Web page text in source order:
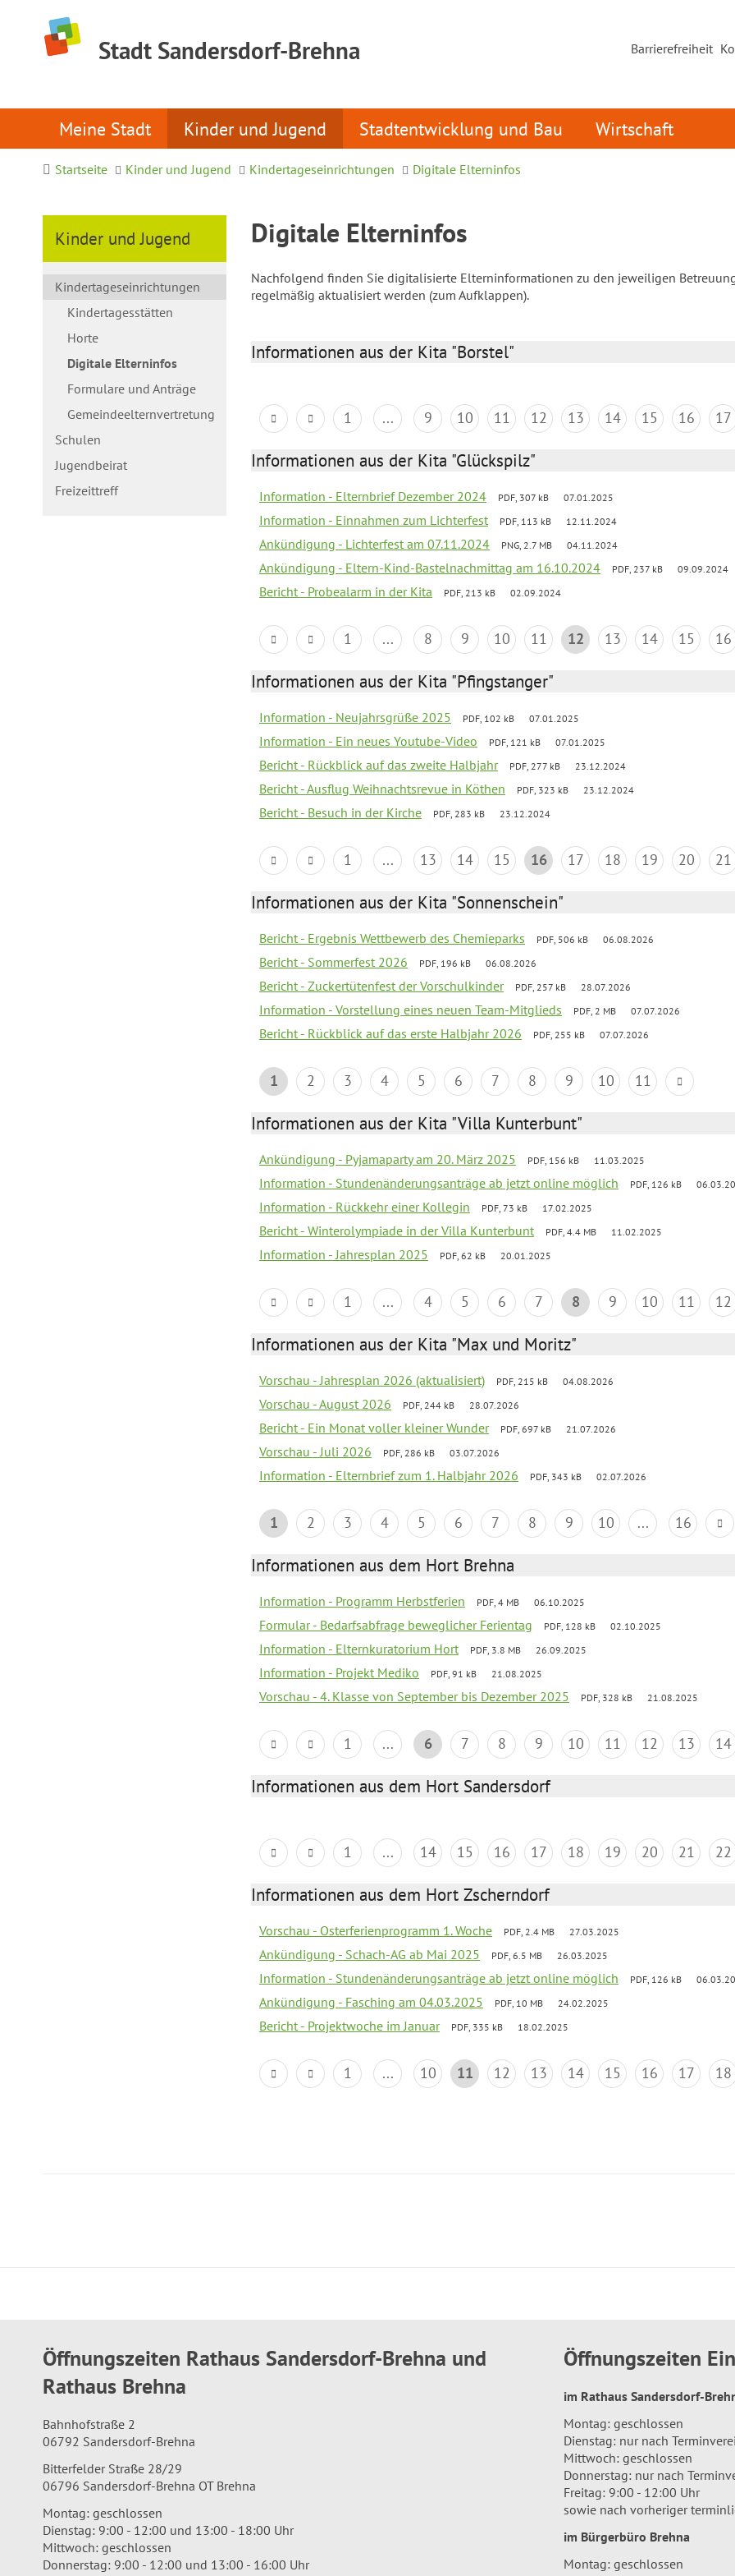
Stadt Sandersdorf-Brehna Barrierefreiheit
Meine Stadt Kinder und Jugend Stadtentwicklung und Bau Wirtschaft
Startseite Kinder und Jugend Kindertageseinrichtungen Digitale Elterninfos
Kinder und Jugend
Kindertageseinrichtungen
Kindertagesstätten
Horte
Digitale Elterninfos
Formulare und Anträge
Gemeindeelternvertretung
Schulen
Jugendbeirat
Freizeittreff
Digitale Elterninfos
Nachfolgend finden Sie digitalisierte Elterninformationen zu den jeweiligen
regelmäßig aktualisiert werden (zum Aufklappen).
Informationen aus der Kita "Borstel"
1 ... 9 10 11 12 13 14 15 16 17
Informationen aus der Kita "Glückspilz"
Information - Elternbrief Dezember 2024 PDF, 307 kB 07.01.2025
Information - Einnahmen zum Lichterfest PDF, 113 kB 12.11.2024
Ankündigung - Lichterfest am 07.11.2024 PNG, 2.7 MB 04.11.2024
Ankündigung - Eltern-Kind-Bastelnachmittag am 16.10.2024 PDF, 237 kB 09.09.2024
Bericht - Probealarm in der Kita PDF, 213 kB 02.09.2024
1 ... 8 9 10 11 12 13 14 15 16
Informationen aus der Kita "Pfingstanger"
Information - Neujahrsgrüße 2025 PDF, 102 kB 07.01.2025
Information - Ein neues Youtube-Video PDF, 121 kB 07.01.2025
Bericht - Rückblick auf das zweite Halbjahr PDF, 277 kB 23.12.2024
Bericht - Ausflug Weihnachtsrevue in Köthen PDF, 323 kB 23.12.2024
Bericht - Besuch in der Kirche PDF, 283 kB 23.12.2024
1 ... 13 14 15 16 17 18 19 20 21
Informationen aus der Kita "Sonnenschein"
Bericht - Ergebnis Wettbewerb des Chemieparks PDF, 506 kB 06.08.2026
Bericht - Sommerfest 2026 PDF, 196 kB 06.08.2026
Bericht - Zuckertütenfest der Vorschulkinder PDF, 257 kB 28.07.2026
Information - Vorstellung eines neuen Team-Mitglieds PDF, 2 MB 07.07.2026
Bericht - Rückblick auf das erste Halbjahr 2026 PDF, 255 kB 07.07.2026
1 2 3 4 5 6 7 8 9 10 11
Informationen aus der Kita "Villa Kunterbunt"
Ankündigung - Pyjamaparty am 20. März 2025 PDF, 156 kB 11.03.2025
Information - Stundenänderungsanträge ab jetzt online möglich PDF, 126 kB
Information - Rückkehr einer Kollegin PDF, 73 kB 17.02.2025
Bericht - Winterolympiade in der Villa Kunterbunt PDF, 4.4 MB 11.02.2025
Information - Jahresplan 2025 PDF, 62 kB 20.01.2025
1 ... 4 5 6 7 8 9 10 11 12
Informationen aus der Kita "Max und Moritz"
Vorschau - Jahresplan 2026 (aktualisiert) PDF, 215 kB 04.08.2026
Vorschau - August 2026 PDF, 244 kB 28.07.2026
Bericht - Ein Monat voller kleiner Wunder PDF, 697 kB 21.07.2026
Vorschau - Juli 2026 PDF, 286 kB 03.07.2026
Information - Elternbrief zum 1. Halbjahr 2026 PDF, 343 kB 02.07.2026
1 2 3 4 5 6 7 8 9 10 ... 16
Informationen aus dem Hort Brehna
Information - Programm Herbstferien PDF, 4 MB 06.10.2025
Formular - Bedarfsabfrage beweglicher Ferientag PDF, 128 kB 02.10.2025
Information - Elternkuratorium Hort PDF, 3.8 MB 26.09.2025
Information - Projekt Mediko PDF, 91 kB 21.08.2025
Vorschau - 4. Klasse von September bis Dezember 2025 PDF, 328 kB 21.08.2025
1 ... 6 7 8 9 10 11 12 13 14
Informationen aus dem Hort Sandersdorf
1 ... 14 15 16 17 18 19 20 21 22
Informationen aus dem Hort Zscherndorf
Vorschau - Osterferienprogramm 1. Woche PDF, 2.4 MB 27.03.2025
Ankündigung - Schach-AG ab Mai 2025 PDF, 6.5 MB 26.03.2025
Information - Stundenänderungsanträge ab jetzt online möglich PDF, 126 kB
Ankündigung - Fasching am 04.03.2025 PDF, 10 MB 24.02.2025
Bericht - Projektwoche im Januar PDF, 335 kB 18.02.2025
1 ... 10 11 12 13 14 15 16 17 18
Öffnungszeiten Rathaus Sandersdorf-Brehna und
Rathaus Brehna
Bahnhofstraße 2
06792 Sandersdorf-Brehna
Bitterfelder Straße 28/29
06796 Sandersdorf-Brehna OT Brehna
Montag: geschlossen
Dienstag: 9:00 - 12:00 und 13:00 - 18:00 Uhr
Mittwoch: geschlossen
Donnerstag: 9:00 - 12:00 und 13:00 - 16:00 Uhr
Öffnungszeiten
im Rathaus Sandersdorf-
Montag: geschlossen
Dienstag: nur nach
Mittwoch: geschlossen
Donnerstag: nur nach
Freitag: 9:00 - 12:00 Uhr
sowie nach vorheriger
im Bürgerbüro Brehna
Montag: geschlossen